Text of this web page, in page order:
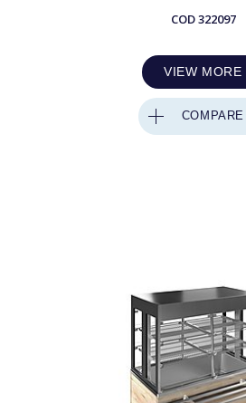
COD322097
VIEW MORE
COMPARE